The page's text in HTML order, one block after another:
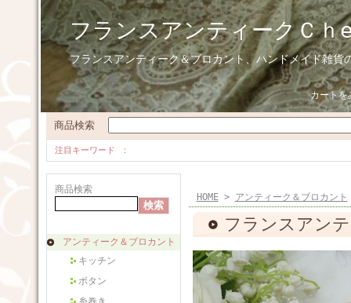
フランスアンティークＣｈ
フランスアンティーク＆ブロカント、ハンドメイド雑貨
カートを
商品検索
注目キーワード
商品検索
アンティーク＆ブロカント
キッチン
ボタン
HOME> アンティーク＆ブロカント
フランスアン